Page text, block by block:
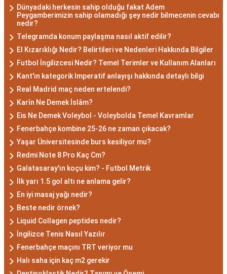
kararlılıkla çalışan bireylerdir. Aynı zamanda,
zekalarını ve keskin gözlem yeteneklerini
kullanarak çözüm odaklıdırlar.
Akrep Burcu Erkeği
Özellikleri: Güçlü ve
Karizmatik
Akrep burcu erkeği, genellikle güçlü bir karaktere
ve derin bir içsel güce sahiptir. Karizmatik ve
etkileyici kişilikleriyle dikkat çekerler. Akrep burcu
erkekleri, duygusal derinlikleri ve tutkulu
yaklaşımlarıyla ilişkilerde derin bağlar kurabilirler.
Ancak, bazen kıskançlık eğilimleri de
gösterebilirler.
Akrep Burcu Kadını
Özellikleri: Çekici ve Zeki
Akrep burcu kadını, çekici ve gizemli bir aura ile
çevrili olan kadınlardır. Zekalarını kullanarak
Dünyadaki herkesin sahip olduğu fakat Adem
Peygamberimizin sahip olamadığı şey nedir bilmecenin cevabı
nedir?
Telegramda konum paylaşma nasıl aktif edilir?
El Kızarıklığı Nedir? Belirtileri ve Nedenleri Hakkında Bilgiler
Futbol İngilizcesi Nedir? Temel Terimler ve Kullanım Alanları
Kant'ın kategorik Imperatif anlayışı hakkında detaylı bilgi
Real Madrid maç neden ertelendi?
Karîn Ne Demek İslâm?
Eis Ne Demek Voleybol - Voleybolda Temel Kavramlar
Fenerbahçe kombine 25-26 ne zaman çıkacak?
Yaşar Üniversitesinde burs kesiliyor mu?
Redmi Note 8 Pro Kaç Cm?
Galatasaray'ın koçu kim? - Futbol Metrik
İlk yarı 1.5 gol altı ne anlama gelir?
En iyi masaj yağı nedir?
Beste nedir örnek?
Liquid Collagen peptides nedir?
İngilizce Tenis Nasıl Yazılır
Fenerbahçe maçını TRT veriyor mu
Halı saha için kaç m2 gerekir